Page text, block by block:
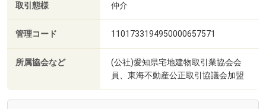
取引態様 仲介
管理コード 1101733194950000657571
所属協会など
(公社)愛知県宅地建物取引業協会会
員、東海不動産公正取引協議会加盟